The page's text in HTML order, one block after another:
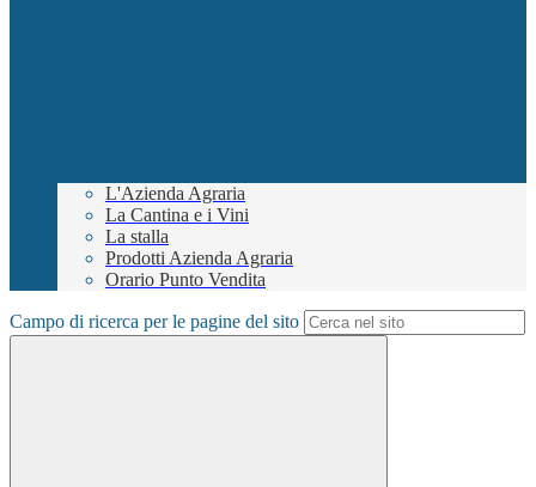
L'Azienda Agraria
La Cantina e i Vini
La stalla
Prodotti Azienda Agraria
Orario Punto Vendita
Campo di ricerca per le pagine del sito